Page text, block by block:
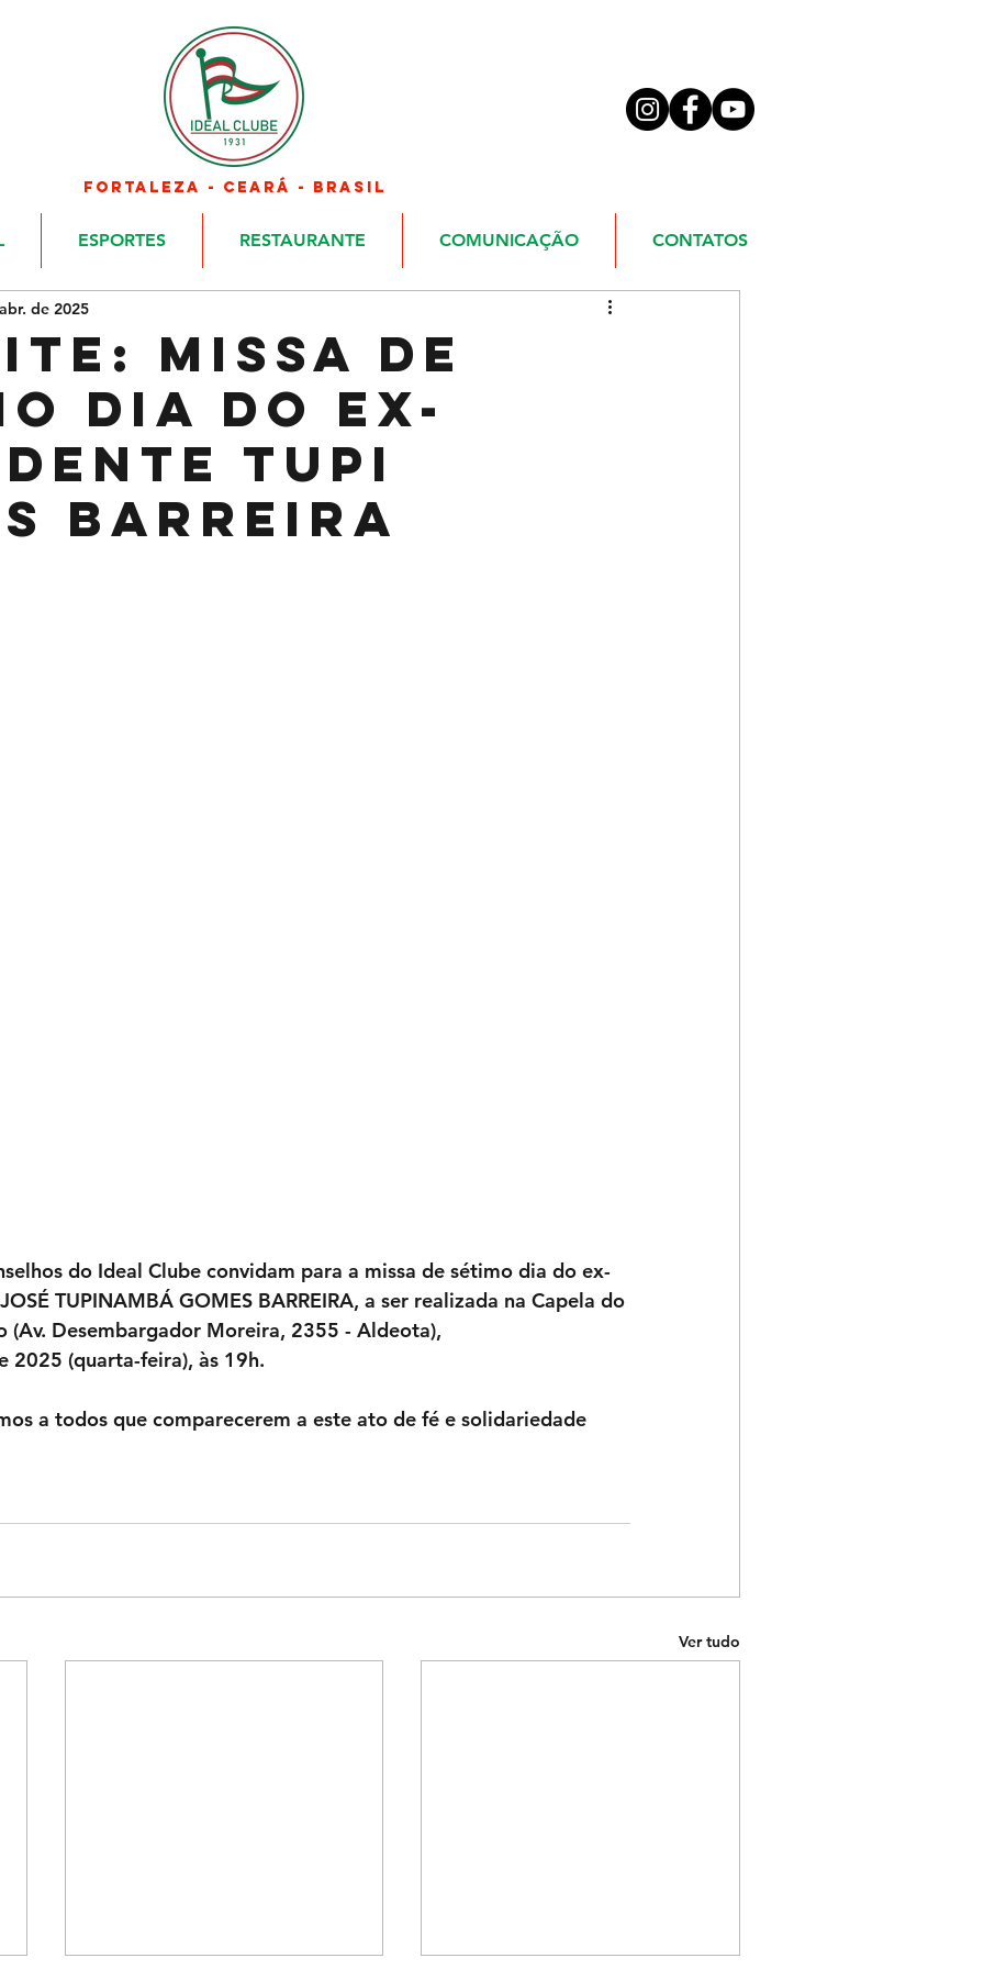
FORTALEZA - CEARÁ - BRASIL
ESPORTES RESTAURANTE COMUNICAÇÃO CONTATOS
MISSA DE
DIA DO EX-
TUPI
BARREIRA
de 2025
do Ideal Clube convidam para a missa de sétimo dia do ex-
TUPINAMBÁ GOMES BARREIRA, a ser realizada na Capela do
(Av. Desembargador Moreira, 2355 - Aldeota),
2025 (quarta-feira), às 19h.
a todos que comparecerem a este ato de fé e solidariedade
Ver tudo